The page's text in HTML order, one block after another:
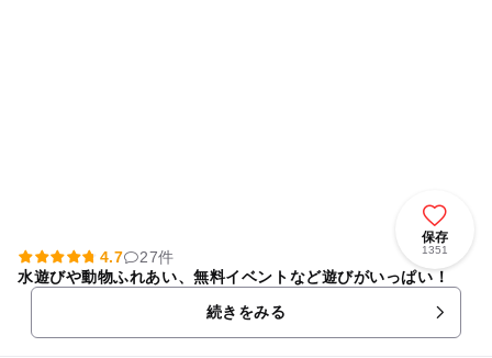
保存
1351
4.7
27件
水遊びや動物ふれあい、無料イベントなど遊びがいっぱい！
続きをみる